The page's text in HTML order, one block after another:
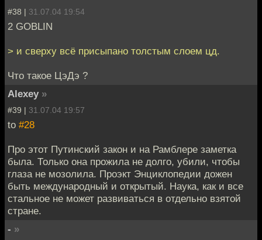
#38 | 31.07.04 19:54
2 GOBLIN
> и сверху всё присыпано толстым слоем цд.
Что такое ЦэДэ ?
Alexey »
#39 | 31.07.04 19:57
to #28
Про этот Путинский закон и на Рамблере заметка
была. Только она прожила не долго, убили, чтобы
глаза не мозолила. Проэкт Энциклопедии дожен
быть международный и открытый. Наука, как и все
стальное не может развиваться в отдельно взятой
стране.
- »